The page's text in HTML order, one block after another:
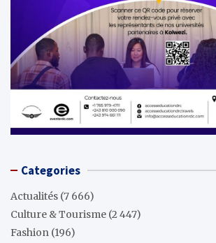
Categories
Actualités (7 666)
Culture & Tourisme (2 447)
Fashion (196)